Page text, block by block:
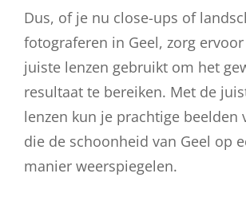
Dus, of je nu close-ups of
fotograferen in Geel, zorg
juiste lenzen gebruikt om het
resultaat te bereiken. Met de
lenzen kun je prachtige beelden
die de schoonheid van Geel op
manier weerspiegelen.